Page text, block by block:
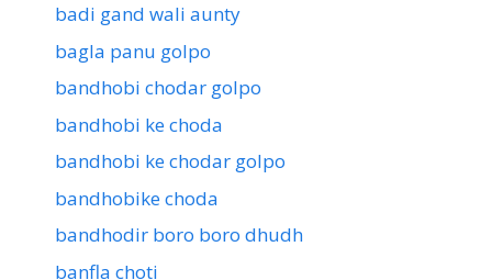
badi gand wali aunty
bagla panu golpo
bandhobi chodar golpo
bandhobi ke choda
bandhobi ke chodar golpo
bandhobike choda
bandhodir boro boro dhudh
banfla choti